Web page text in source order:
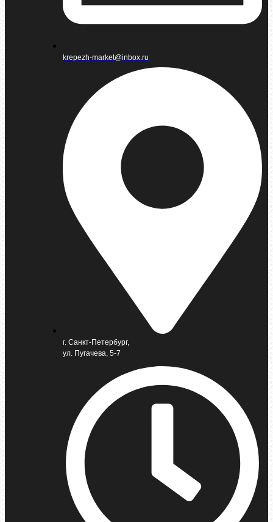
krepezh-market@inbox.ru
г. Санкт-Петербург,
ул. Пугачева, 5-7